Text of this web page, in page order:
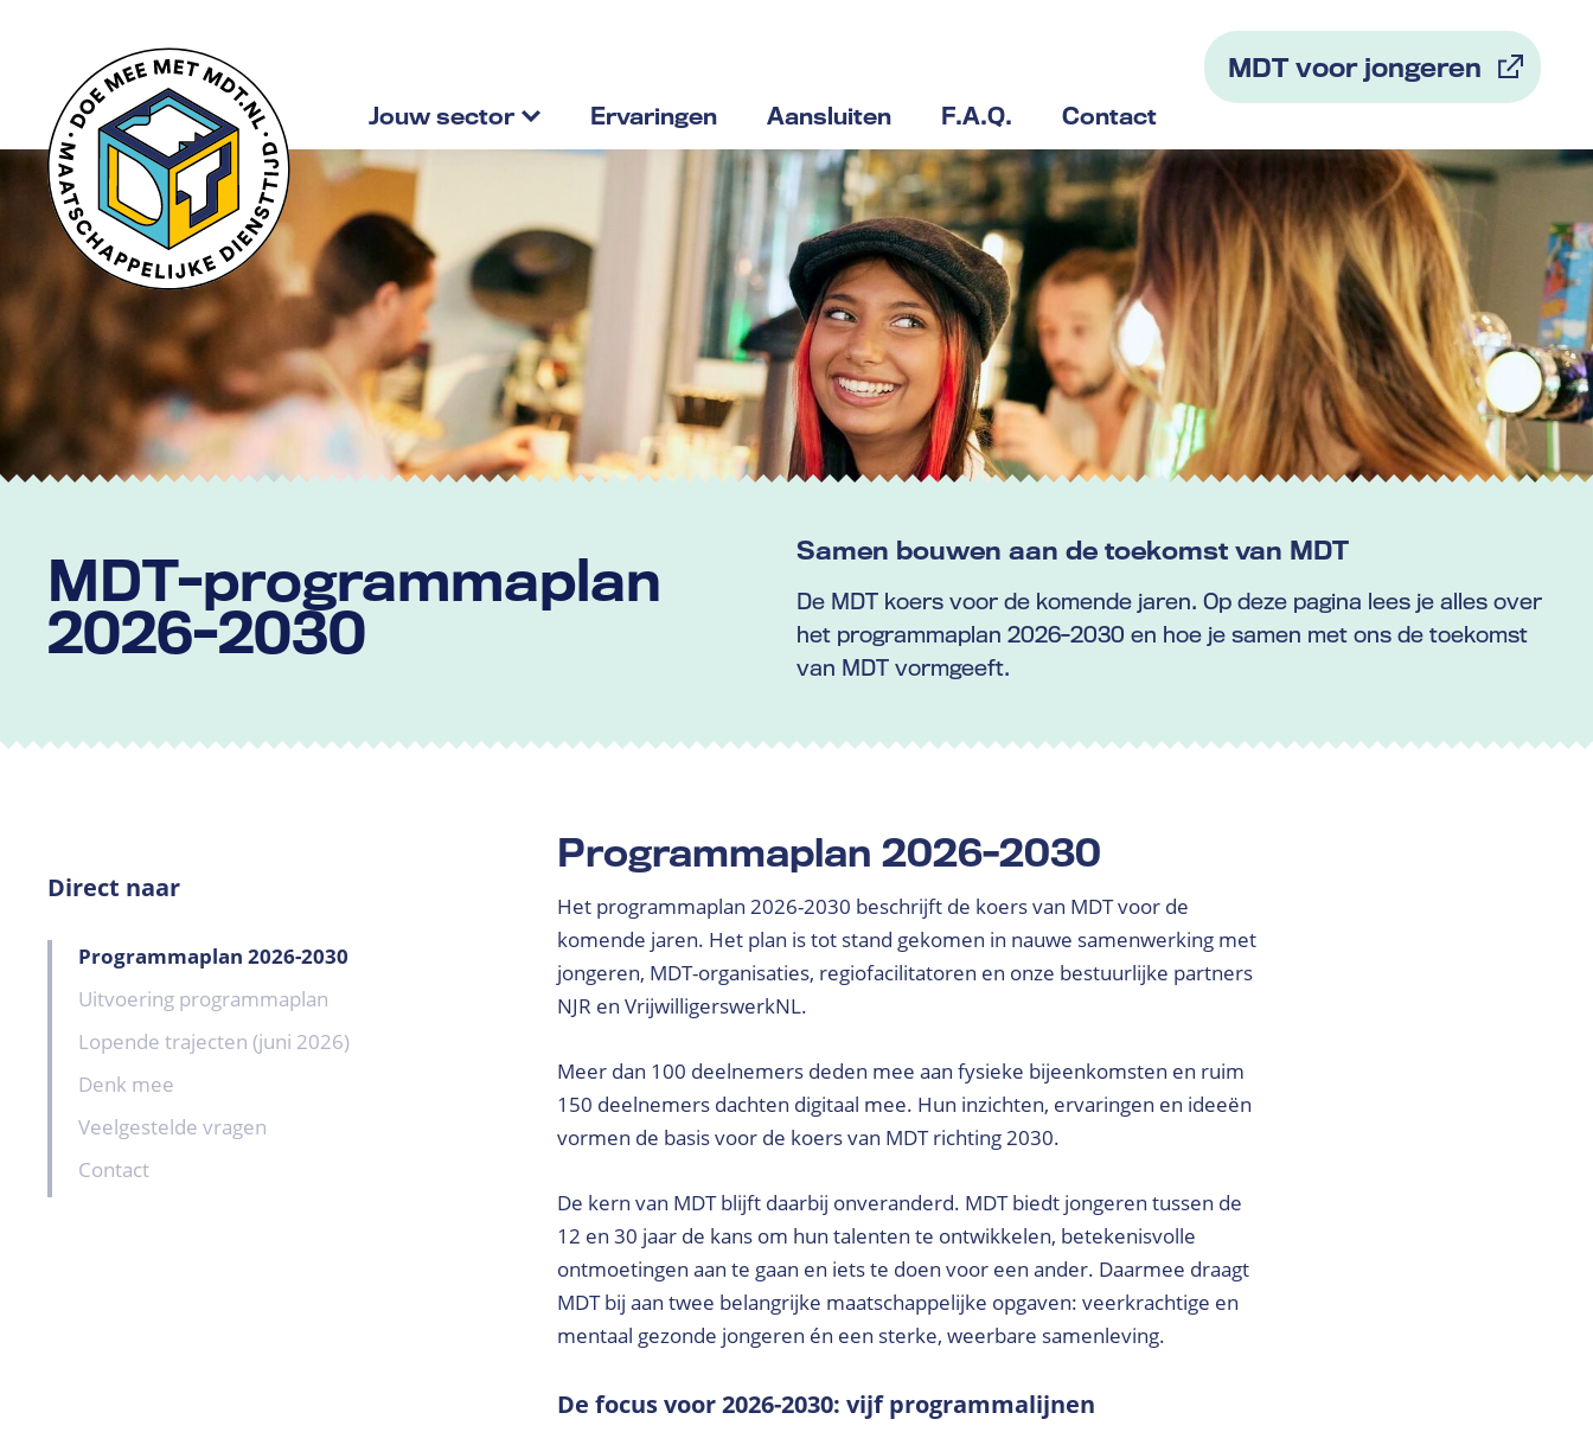
Jouw sector Ervaringen Aansluiten F.A.Q. Contact
MDT voor jongeren
MDT-programmaplan
2026-2030
Samen bouwen aan de toekomst van MDT
De MDT koers voor de komende jaren. Op deze pagina lees je alles over
het programmaplan 2026-2030 en hoe je samen met ons de toekomst
van MDT vormgeeft.
Direct naar
Programmaplan 2026-2030
Uitvoering programmaplan
Lopende trajecten (juni 2026)
Denk mee
Veelgestelde vragen
Contact
Programmaplan 2026-2030
Het programmaplan 2026-2030 beschrijft de koers van MDT voor de
komende jaren. Het plan is tot stand gekomen in nauwe samenwerking met
jongeren, MDT-organisaties, regiofacilitatoren en onze bestuurlijke partners
NJR en VrijwilligerswerkNL.
Meer dan 100 deelnemers deden mee aan fysieke bijeenkomsten en ruim
150 deelnemers dachten digitaal mee. Hun inzichten, ervaringen en ideeën
vormen de basis voor de koers van MDT richting 2030.
De kern van MDT blijft daarbij onveranderd. MDT biedt jongeren tussen de
12 en 30 jaar de kans om hun talenten te ontwikkelen, betekenisvolle
ontmoetingen aan te gaan en iets te doen voor een ander. Daarmee draagt
MDT bij aan twee belangrijke maatschappelijke opgaven: veerkrachtige en
mentaal gezonde jongeren én een sterke, weerbare samenleving.
De focus voor 2026-2030: vijf programmalijnen